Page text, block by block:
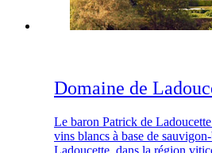
Domaine de
Le baron Patrick de
vins blancs à base de